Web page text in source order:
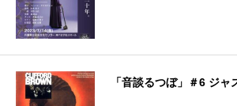
「音談るつぼ」＃6 ジャ